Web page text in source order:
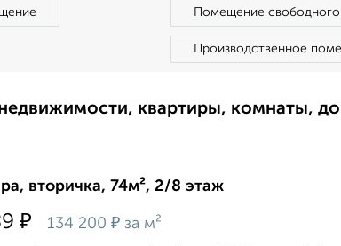
Помещение свободного
Производственное
квартиры, комнаты,
вторичка, 74м², 2/8 этаж
₽ 134 200 ₽ за м²